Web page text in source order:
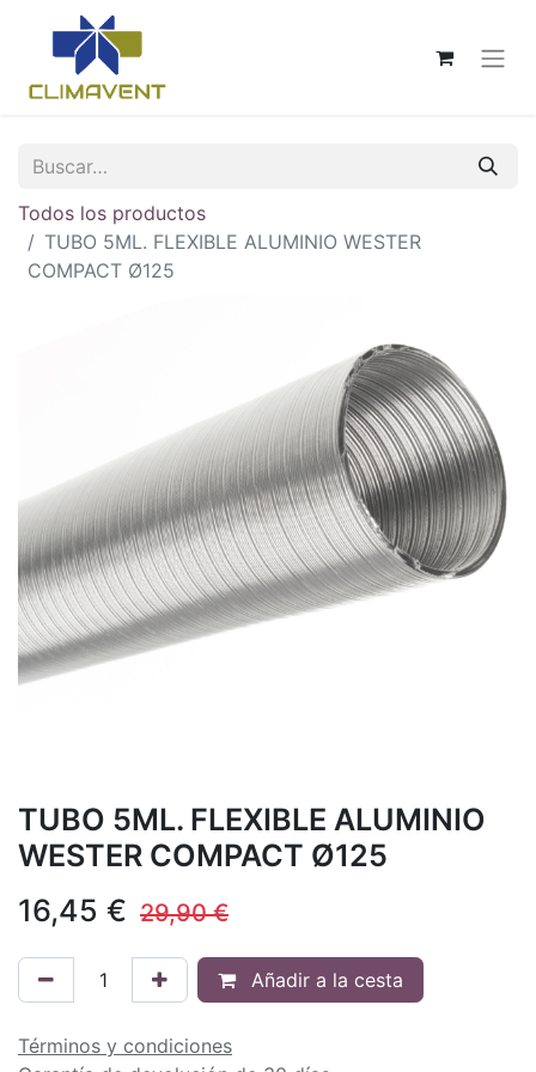
Todos los productos
TUBO 5ML. FLEXIBLE ALUMINIO WESTER
COMPACT Ø125
TUBO 5ML. FLEXIBLE ALUMINIO
WESTER COMPACT Ø125
16,45 € 29,90€
Añadir a la cesta
Términos y condiciones